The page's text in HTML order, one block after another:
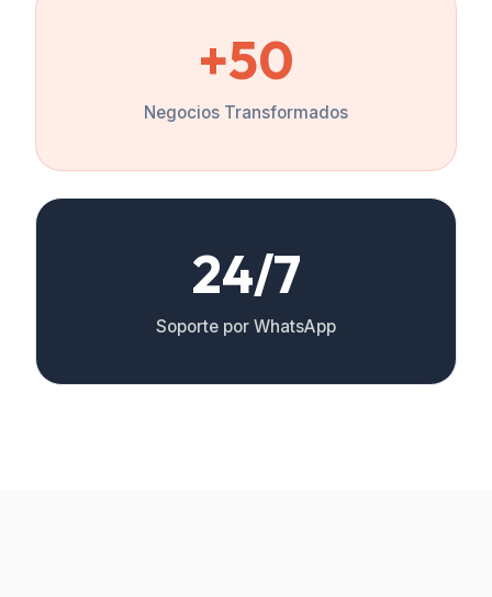
+50
Negocios Transformados
24/7
Soporte por WhatsApp